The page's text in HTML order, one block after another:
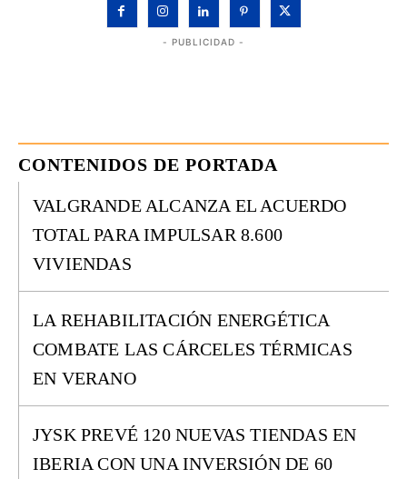
- PUBLICIDAD -
CONTENIDOS DE PORTADA
VALGRANDE ALCANZA EL ACUERDO
TOTAL PARA IMPULSAR 8.600
VIVIENDAS
LA REHABILITACIÓN ENERGÉTICA
COMBATE LAS CÁRCELES TÉRMICAS
EN VERANO
JYSK PREVÉ 120 NUEVAS TIENDAS EN
IBERIA CON UNA INVERSIÓN DE 60